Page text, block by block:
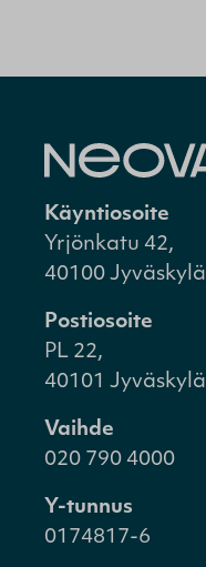
Käyntiosoite
Yrjönkatu 42,
40100 Jyväskylä
Postiosoite
PL 22,
40101 Jyväskylä
Vaihde
020 790 4000
Y-tunnus
0174817-6